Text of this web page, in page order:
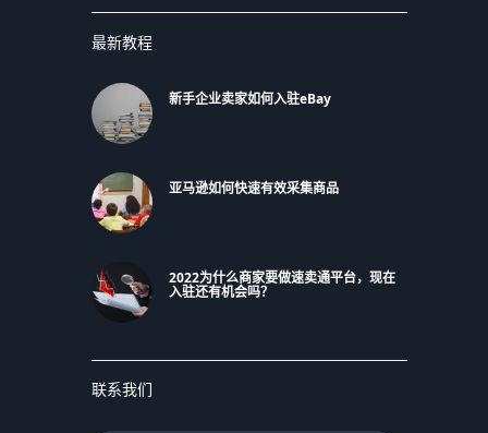
最新教程
新手企业卖家如何入驻eBay
亚马逊如何快速有效采集商品
2022为什么商家要做速卖通平台，现在
入驻还有机会吗？
联系我们